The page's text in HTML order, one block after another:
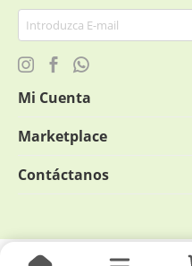
Mi Cuenta
Marketplace
Contáctanos